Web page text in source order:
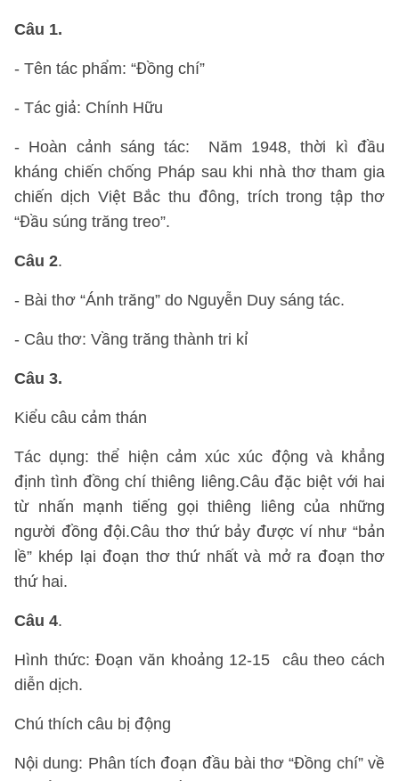
Câu 1.
- Tên tác phẩm: “Đồng chí”
- Tác giả: Chính Hữu
- Hoàn cảnh sáng tác: Năm 1948, thời kì đầu
kháng chiến chống Pháp sau khi nhà thơ tham gia
chiến dịch Việt Bắc thu đông, trích trong tập thơ
“Đầu súng trăng treo”.
Câu 2.
- Bài thơ “Ánh trăng” do Nguyễn Duy sáng tác.
- Câu thơ: Vầng trăng thành tri kỉ
Câu 3.
Kiểu câu cảm thán
Tác dụng: thể hiện cảm xúc xúc động và khẳng
định tình đồng chí thiêng liêng.Câu đặc biệt với hai
từ nhấn mạnh tiếng gọi thiêng liêng của những
người đồng đội.Câu thơ thứ bảy được ví như “bản
lề” khép lại đoạn thơ thứ nhất và mở ra đoạn thơ
thứ hai.
Câu 4.
Hình thức: Đoạn văn khoảng 12-15 câu theo cách
diễn dịch.
Chú thích câu bị động
Nội dung: Phân tích đoạn đầu bài thơ “Đồng chí” về